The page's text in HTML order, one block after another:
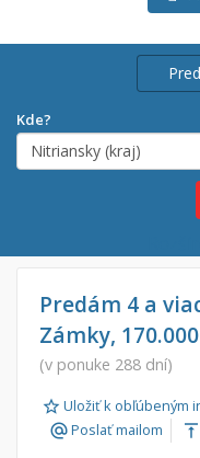
Kde?
Nitriansky (kraj)
Predaj
Prenájom
Od:
Do:
Predám 4 a
Zámky,
(v ponuke 288 dní)
Uložiť k obľúbeným
alternate_emailPoslať mailom vertical_align_top